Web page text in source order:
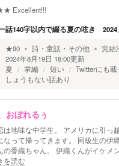
Excellent!!!
話140字以内で綴る夏の呟き 2024
★90 詩・童話・その他 完結
2024年8月19日 18:00更新
夏
掌編 短い
Twitterにも
しょうもない話あり
おぼれるぅ
は地味な中学生。 アメリカに引っ
なって帰ってきます。 同級生の伊
の香織ちゃん。 伊織くんがイケメ
を読む